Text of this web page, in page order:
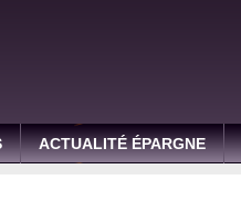
ACTUALITÉ ÉPARGNE